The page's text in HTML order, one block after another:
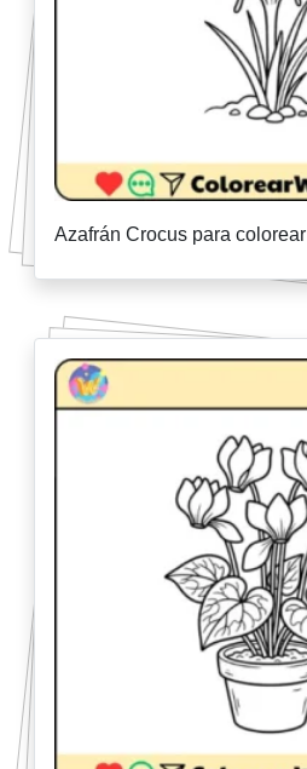
Azafrán Crocus para colorear